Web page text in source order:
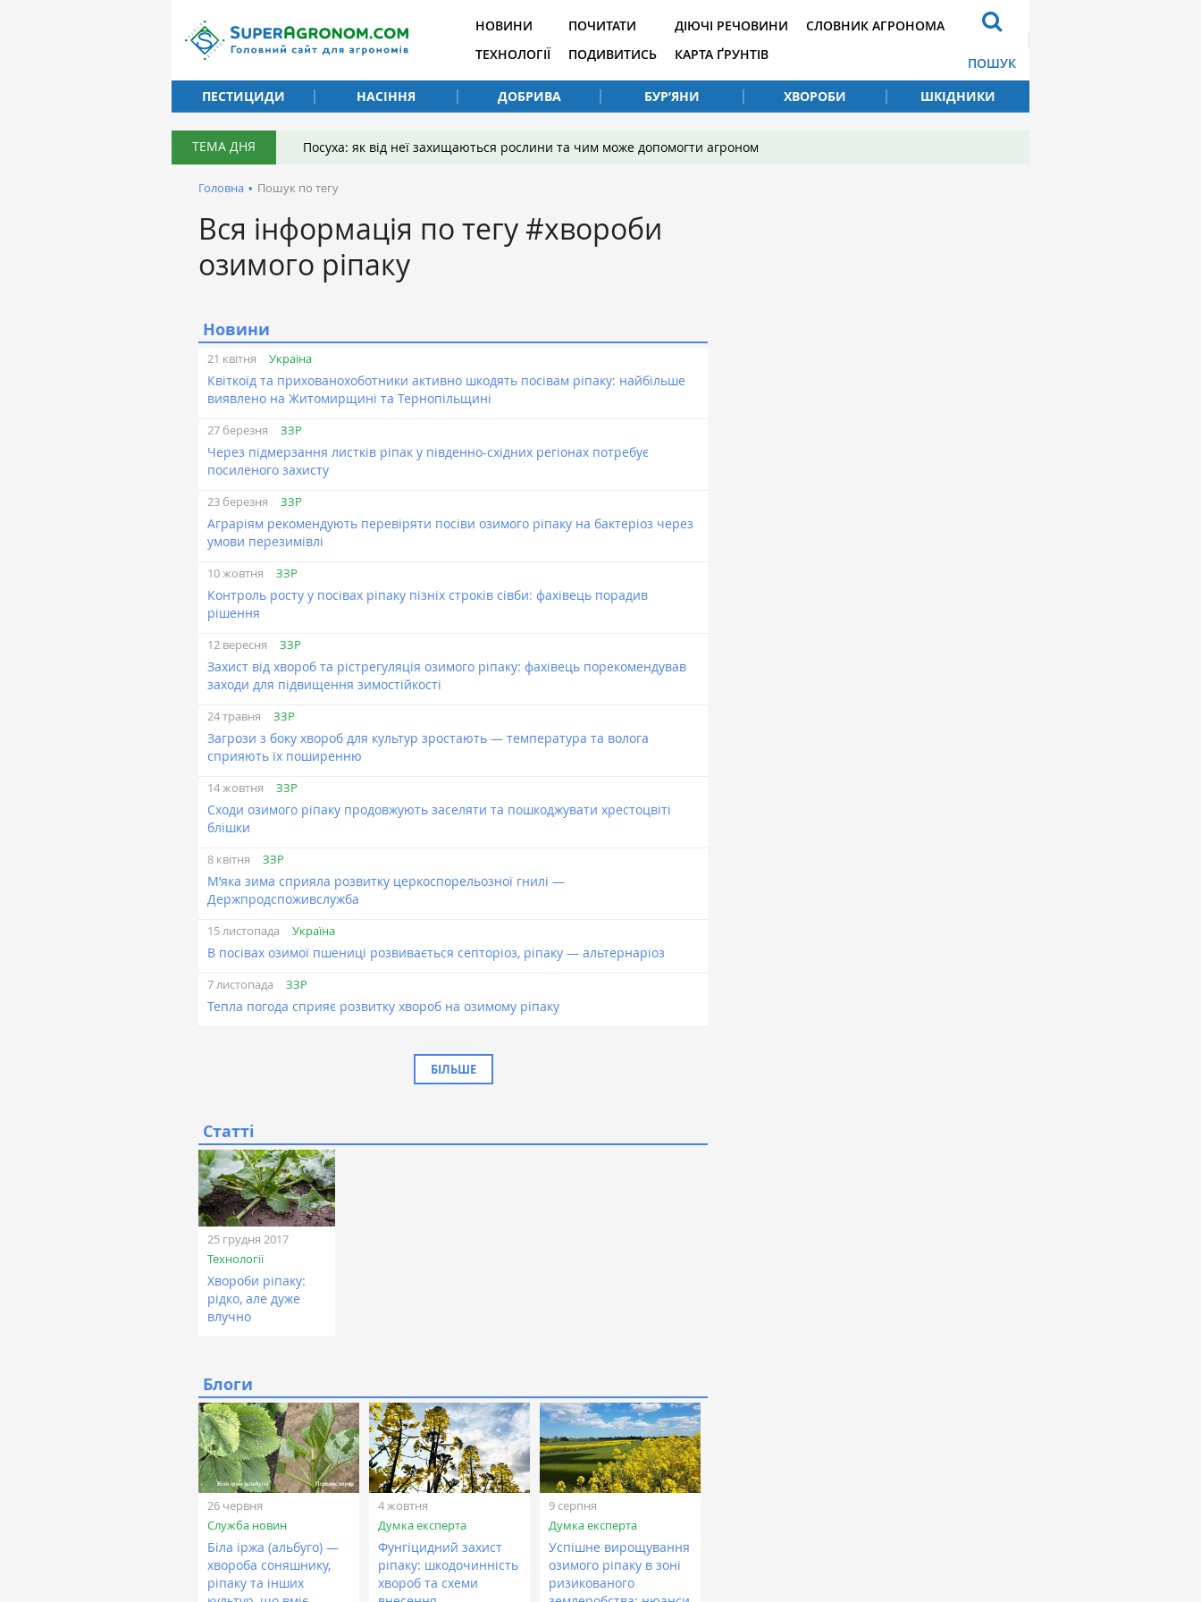
НОВИНИ
ТЕХНОЛОГІЇ
ПОЧИТАТИ
ПОДИВИТИСЬ
ДІЮЧІ РЕЧОВИНИ
КАРТА ҐРУНТІВ
СЛОВНИК АГРОНОМА
ПОШУК
ПЕСТИЦИДИ
НАСІННЯ ДОБРИВА БУР’ЯНИ ХВОРОБИ ШКІДНИКИ
ТЕМА ДНЯ Посуха: як від неї захищаються рослини та чим може допомогти агроном
Головна • Пошук по тегу
Вся інформація по тегу #хвороби
озимого ріпаку
Новини
21 квітня Україна
Квіткоїд та прихованохоботники активно шкодять посівам ріпаку: найбільше
виявлено на Житомирщині та Тернопільщині
27 березня ЗЗР
Через підмерзання листків ріпак у південно-східних регіонах потребує
посиленого захисту
23 березня ЗЗР
Аграріям рекомендують перевіряти посіви озимого ріпаку на бактеріоз через
умови перезимівлі
10 жовтня ЗЗР
Контроль росту у посівах ріпаку пізніх строків сівби: фахівець порадив
рішення
12 вересня ЗЗР
Захист від хвороб та рістрегуляція озимого ріпаку: фахівець порекомендував
заходи для підвищення зимостійкості
24 травня ЗЗР
Загрози з боку хвороб для культур зростають — температура та волога
сприяють їх поширенню
14 жовтня ЗЗР
Сходи озимого ріпаку продовжують заселяти та пошкоджувати хрестоцвіті
блішки
8 квітня ЗЗР
М’яка зима сприяла розвитку церкоспорельозної гнилі —
Держпродспоживслужба
15 листопада Україна
В посівах озимої пшениці розвивається септоріоз, ріпаку — альтернаріоз
7 листопада ЗЗР
Тепла погода сприяє розвитку хвороб на озимому ріпаку
БІЛЬШЕ
Статті
25 грудня 2017
Технології
Хвороби ріпаку:
рідко, але дуже
влучно
Блоги
26 червня
Служба новин
Біла іржа (альбуго) —
хвороба соняшнику,
ріпаку та інших
4 жовтня
Думка експерта
Фунгіцидний захист
ріпаку: шкодочинність
хвороб та схеми
9 серпня
Думка експерта
Успішне вирощування
озимого ріпаку в зоні
ризикованого